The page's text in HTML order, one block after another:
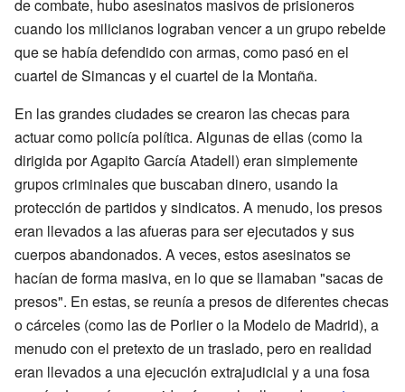
de combate, hubo asesinatos masivos de prisioneros
cuando los milicianos lograban vencer a un grupo rebelde
que se había defendido con armas, como pasó en el
cuartel de Simancas y el cuartel de la Montaña.
En las grandes ciudades se crearon las checas para
actuar como policía política. Algunas de ellas (como la
dirigida por Agapito García Atadell) eran simplemente
grupos criminales que buscaban dinero, usando la
protección de partidos y sindicatos. A menudo, los presos
eran llevados a las afueras para ser ejecutados y sus
cuerpos abandonados. A veces, estos asesinatos se
hacían de forma masiva, en lo que se llamaban "sacas de
presos". En estas, se reunía a presos de diferentes checas
o cárceles (como las de Porlier o la Modelo de Madrid), a
menudo con el pretexto de un traslado, pero en realidad
eran llevados a una ejecución extrajudicial y a una fosa